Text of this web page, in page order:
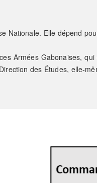
Nationale. Elle dépend
Armées Gabonaises,
des Études, elle-